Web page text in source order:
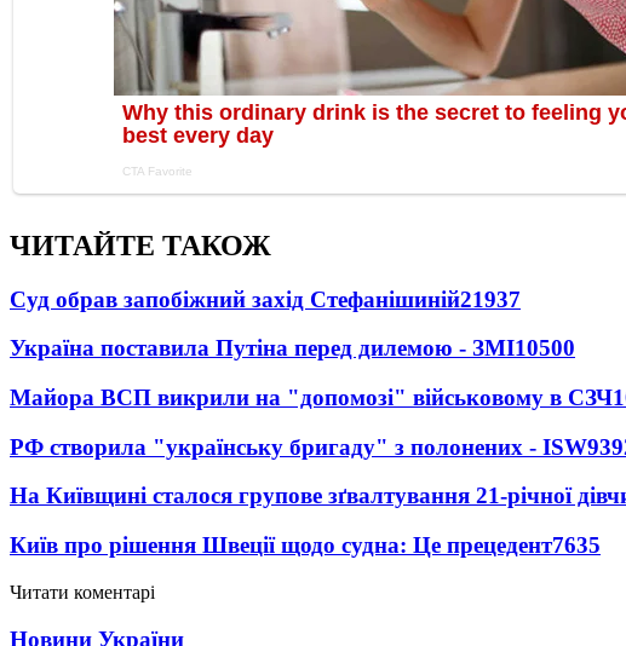
ЧИТАЙТЕ ТАКОЖ
Суд обрав запобіжний захід Стефанішиній21937
Україна поставила Путіна перед дилемою - ЗМІ10500
Майора ВСП викрили на "допомозі" військовому в СЗЧ
РФ створила "українську бригаду" з полонених - ISW
На Київщині сталося групове зґвалтування 21-річної
Київ про рішення Швеції щодо судна: Це прецедент7635
Читати коментарі
Новини України